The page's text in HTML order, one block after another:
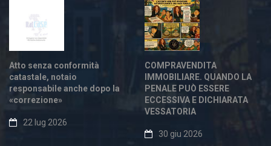
Atto senza conformità
catastale, notaio
responsabile anche dopo la
«correzione»
22 lug 2026
COMPRAVENDITA
IMMOBILIARE. QUANDO LA
PENALE PUÒ ESSERE
ECCESSIVA E DICHIARATA
VESSATORIA
30 giu 2026